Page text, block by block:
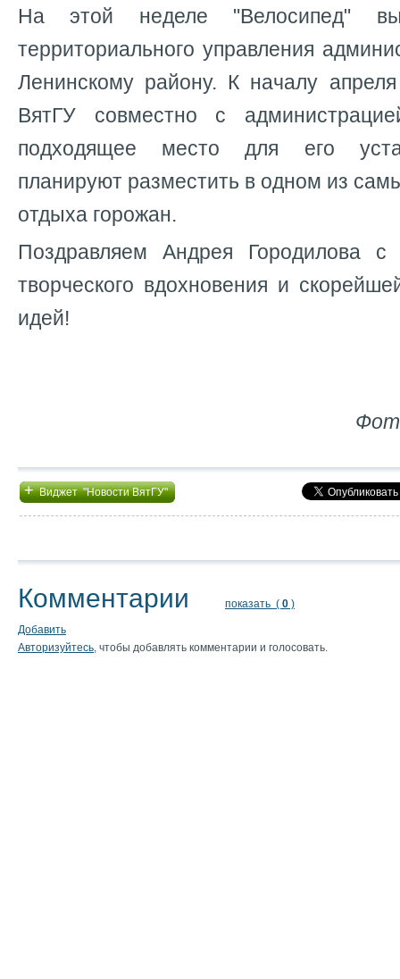
На этой неделе "Велосипед"
территориального управления
Ленинскому району. К началу
ВятГУ совместно с
подходящее местодля его
планируют разместить в одном из
отдыха горожан.
Поздравляем Андрея Городилова
творческого вдохновения и
идей!
+Виджет "Новости ВятГУ"
Комментарии показать ( 0 )
Добавить
Авторизуйтесь, чтобы добавлять комментарии и голосовать.